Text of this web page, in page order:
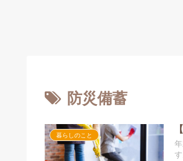
防災備蓄
暮らしのこと